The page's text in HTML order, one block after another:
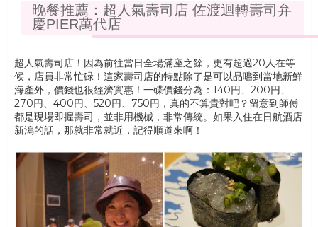
晚餐推薦：超人氣壽司店 佐渡迴轉壽司弁
慶PIER萬代店
超人氣壽司店！因為前往當日全場滿座之餘，更有超過20人在等
候，店員非常忙碌！這家壽司店的特點除了是可以品嚐到當地新鮮
海產外，價錢也很經濟實惠！一碟價錢分為：140円、200円、
270円、400円、520円、750円，真的不算貴對吧？留意到師傅
都是現場即握壽司，並非用機械，非常傳統。如果入住在日航酒店
新潟的話，那就非常就近，記得順道來啊！